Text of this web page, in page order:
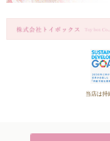
当店は持